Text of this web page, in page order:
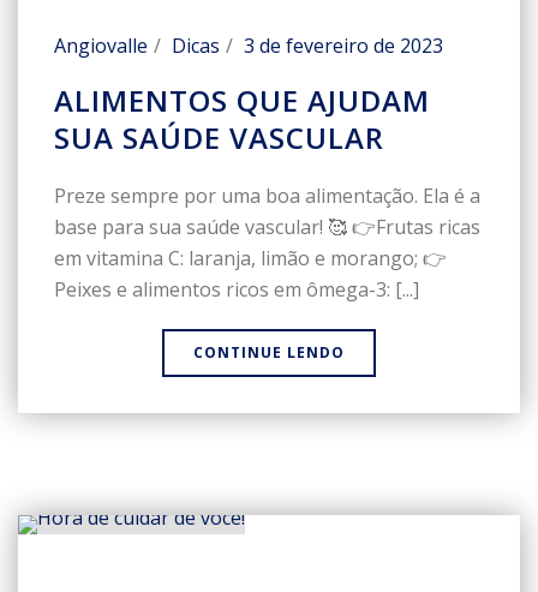
Angiovalle Dicas 3 de fevereiro de 2023
ALIMENTOS QUE AJUDAM
SUA SAÚDE VASCULAR
Preze sempre por uma boa alimentação. Ela é a
base para sua saúde vascular! 🥰 👉Frutas ricas
em vitamina C: laranja, limão e morango; 👉
Peixes e alimentos ricos em ômega-3: [...]
CONTINUE LENDO